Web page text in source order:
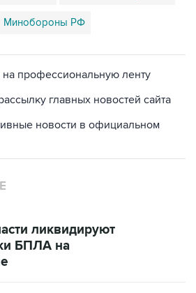
Минобороны РФ
на профессиональную ленту
главных новостей сайта
новости в официальном
ликвидируют
БПЛА на